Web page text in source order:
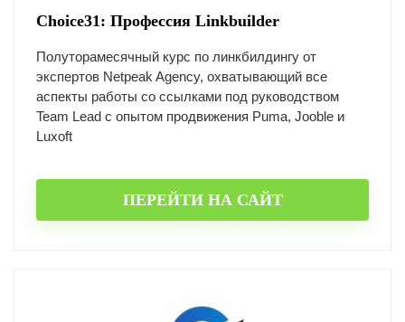
Choice31: Профессия Linkbuilder
Полуторамесячный курс по линкбилдингу от
экспертов Netpeak Agency, охватывающий все
аспекты работы со ссылками под руководством
Team Lead с опытом продвижения Puma, Jooble и
Luxoft
ПЕРЕЙТИ НА САЙТ